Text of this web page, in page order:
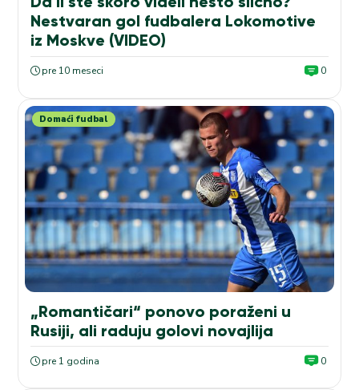
Nestvaran gol fudbalera Lokomotive
iz Moskve (VIDEO)
pre 10 meseci 0
Domaći fudbal
„Romantičari“ ponovo poraženi u
Rusiji, ali raduju golovi novajlija
pre 1 godina 0